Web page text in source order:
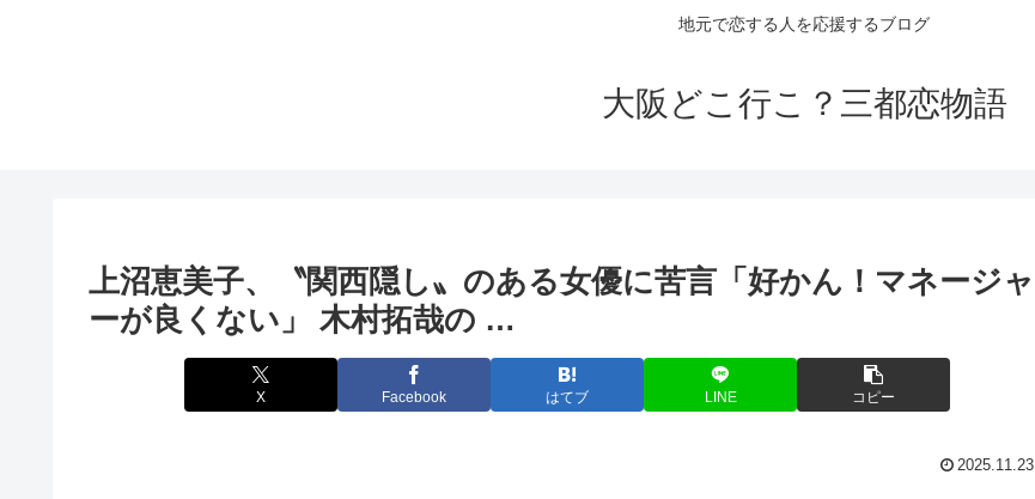
地元で恋する人を応援するブログ
大阪どこ行こ？三都恋物語
上沼恵美子、〝関西隠し〟のある女優に苦言「好かん！マネージャ
ーが良くない」 木村拓哉の …
X Facebook はてブ LINE コピー
2025.11.23